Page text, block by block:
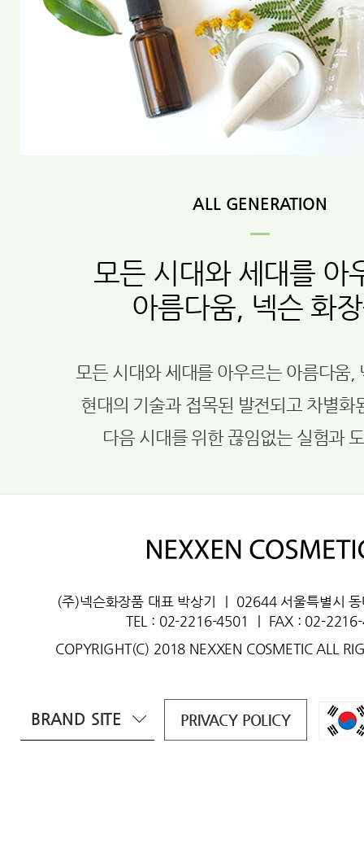
ALL GENERATION
모든 시대와 세대를 아
아름다움, 넥슨 화
모든 시대와 세대를 아우르는 아름다움,
현대의 기술과 접목된 발전되고 차별화
다음 시대를 위한 끊임없는 실험과
(주)넥슨화장품 대표 박상기
02644 서울특별시
TEL : 02-2216-4501
FAX : 02-
COPYRIGHT(C) 2018 NEXXEN COSMETIC ALL
BRAND SITE PRIVACY POLICY